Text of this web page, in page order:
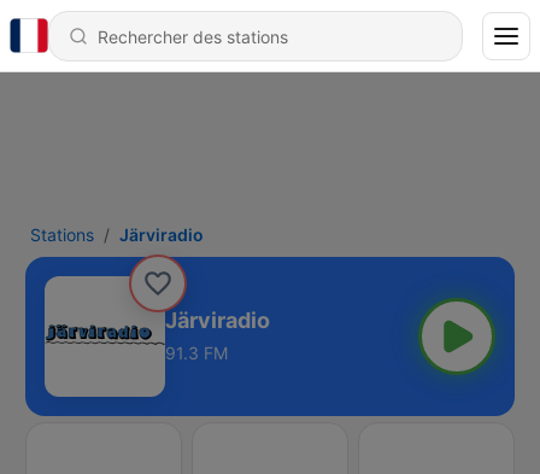
Stations Järviradio
Järviradio
91.3 FM